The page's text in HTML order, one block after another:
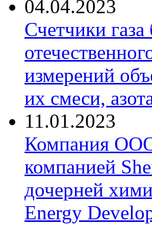
04.04.2023
Счетчики
измерений
их смеси,
11.01.2023
Компания ООО
компанией
дочерней
Energy